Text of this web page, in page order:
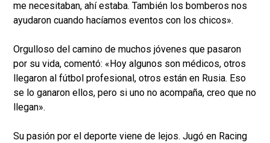
me necesitaban, ahí estaba. También los bomberos nos
ayudaron cuando hacíamos eventos con los chicos».
Orgulloso del camino de muchos jóvenes que pasaron
por su vida, comentó: «Hoy algunos son médicos, otros
llegaron al fútbol profesional, otros están en Rusia. Eso
se lo ganaron ellos, pero si uno no acompaña, creo que no
llegan».
Su pasión por el deporte viene de lejos. Jugó en Racing